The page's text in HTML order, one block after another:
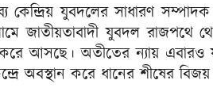
কেন্দ্রিয় যুবদলের সাধারণ
জাতীয়তাবাদী যুবদল রাজপথে
আসছে। অতীতের ন্যায়
অবস্থান করে ধানের শীষের